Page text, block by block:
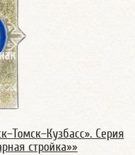
Серия
стройка»»